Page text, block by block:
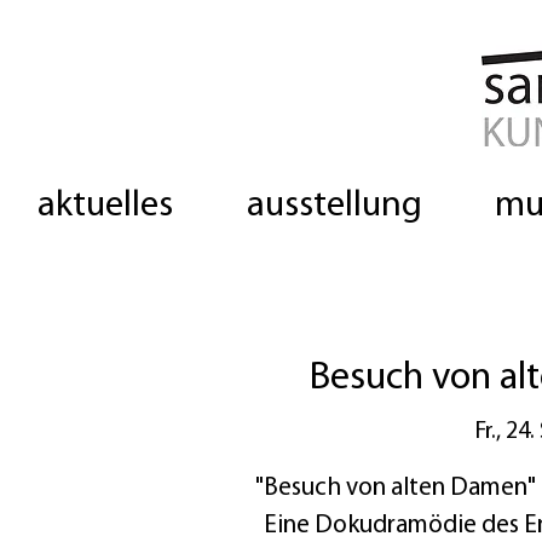
aktuelles ausstellung
Besuch von
Fr.,
"Besuch von alten
Eine Dokudramödie des